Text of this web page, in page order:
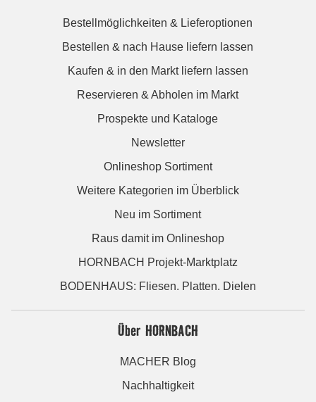
Bestellmöglichkeiten & Lieferoptionen
Bestellen & nach Hause liefern lassen
Kaufen & in den Markt liefern lassen
Reservieren & Abholen im Markt
Prospekte und Kataloge
Newsletter
Onlineshop Sortiment
Weitere Kategorien im Überblick
Neu im Sortiment
Raus damit im Onlineshop
HORNBACH Projekt-Marktplatz
BODENHAUS: Fliesen. Platten. Dielen
Über HORNBACH
MACHER Blog
Nachhaltigkeit